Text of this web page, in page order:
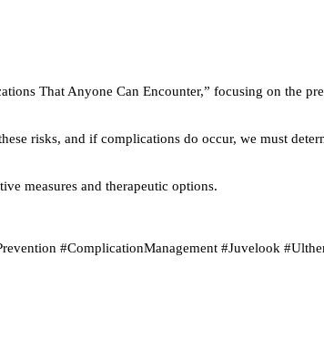
That Anyone Can Encounter,” focusing on the
risks, and if complications do occur, we must
measures and therapeutic options.
#ComplicationManagement #Juvelook